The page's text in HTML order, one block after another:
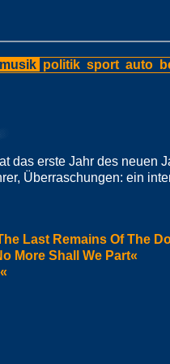
musik politik sport auto
das erste Jahr des neuen
Überraschungen: ein
Last Remains Of The
More Shall We Part«